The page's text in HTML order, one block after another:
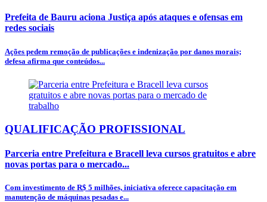
Prefeita de Bauru aciona Justiça após ataques e ofensas em
redes sociais
Ações pedem remoção de publicações e indenização por danos morais;
defesa afirma que conteúdos...
QUALIFICAÇÃO PROFISSIONAL
Parceria entre Prefeitura e Bracell leva cursos gratuitos e abre
novas portas para o mercado...
Com investimento de R$ 5 milhões, iniciativa oferece capacitação em
manutenção de máquinas pesadas e...